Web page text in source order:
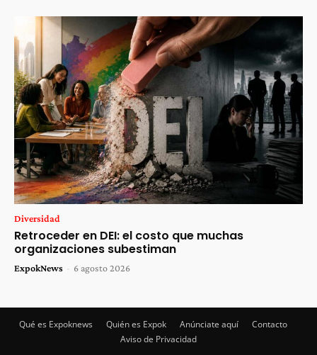
Diversidad
Retroceder en DEI: el costo que muchas
organizaciones subestiman
ExpokNews - 6 agosto 2026
Qué es Expoknews Quién es Expok Anúnciate aquí
Contacto
Aviso de Privacidad